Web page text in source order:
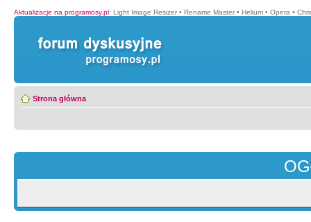
Aktualizacje na programosy.pl: Light Image Resizer • Rename Master • Helium • Opera •
Strona główna